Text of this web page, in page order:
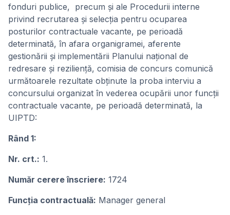
fonduri publice, precum și ale Procedurii interne
privind recrutarea și selecția pentru ocuparea
posturilor contractuale vacante, pe perioadă
determinată, în afara organigramei, aferente
gestionării și implementării Planului național de
redresare și reziliență, comisia de concurs comunică
următoarele rezultate obținute la proba interviu a
concursului organizat în vederea ocupării unor funcții
contractuale vacante, pe perioadă determinată, la
UIPTD:
Rând 1:
Nr. crt.: 1.
Număr cerere înscriere: 1724
Funcţia contractuală: Manager general